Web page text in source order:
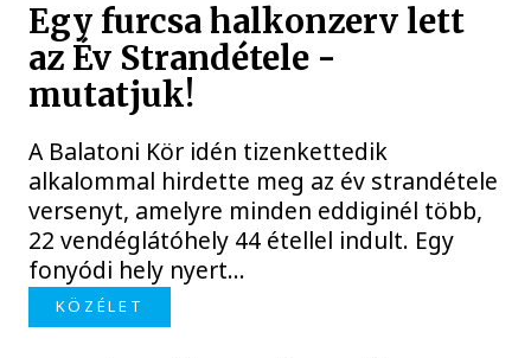
Egy furcsa halkonzerv lett
az Év Strandétele -
mutatjuk!
A Balatoni Kör idén tizenkettedik
alkalommal hirdette meg az év strandétele
versenyt, amelyre minden eddiginél több,
22 vendéglátóhely 44 étellel indult. Egy
fonyódi hely nyert...
KÖZÉLET